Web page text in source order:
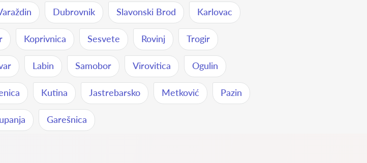
Dubrovnik Slavonski Brod Karlovac
Koprivnica Sesvete Rovinj Trogir
Labin Samobor Virovitica Ogulin
Kutina Jastrebarsko Metković Pazin
Garešnica